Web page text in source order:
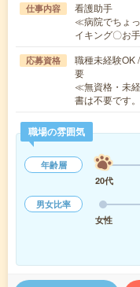
仕事内容
看護助手
≪病院でちょ
イキング〇お
応募資格
職種未経験OK
要
≪無資格・未
書は不要です
職場の雰囲気
年齢層
20代
男女比率
女性